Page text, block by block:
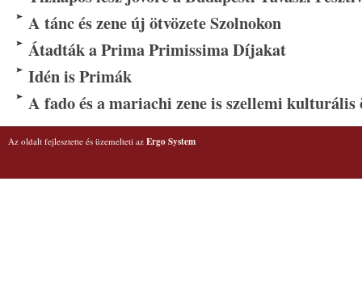
A tánc és zene új ötvözete Szolnokon
Átadták a Prima Primissima Díjakat
Idén is Primák
A fado és a mariachi zene is szellemi kulturális
Az oldalt fejlesztette és üzemelteti az Ergo System